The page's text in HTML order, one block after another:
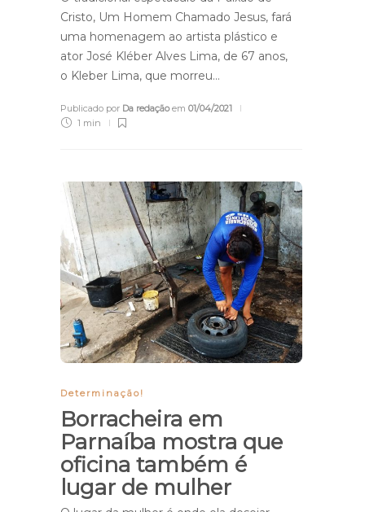
Cristo, Um Homem Chamado Jesus, fará
uma homenagem ao artista plástico e
ator José Kléber Alves Lima, de 67 anos,
o Kleber Lima, que morreu…
Publicado por Da redaçãoem 01/04/2021
1 min
Determinação!
Borracheira em
Parnaíba mostra que
oficina também é
lugar de mulher